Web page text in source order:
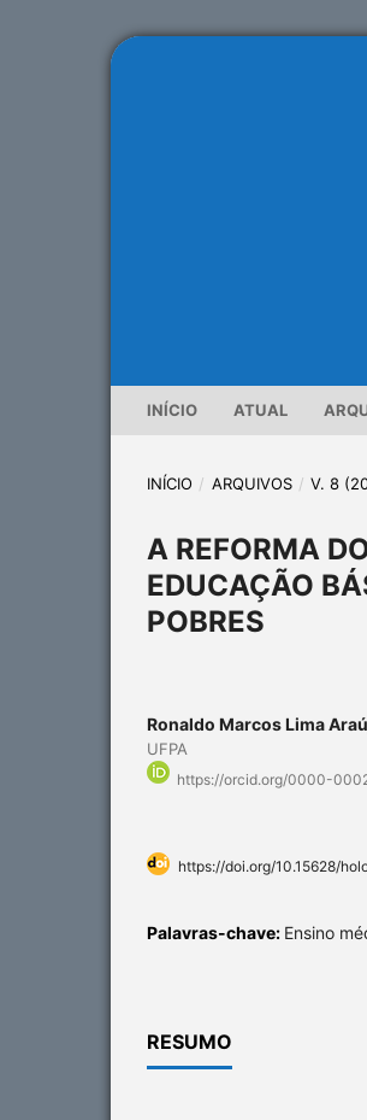
INÍCIO ATUAL
INÍCIO / ARQUIVOS / V. 8
A REFORMA
EDUCAÇÃO
POBRES
Ronaldo Marcos Lima
UFPA
https://orcid.org/0000-
https://doi.org/10.15628/
Palavras-chave: Ensino
RESUMO